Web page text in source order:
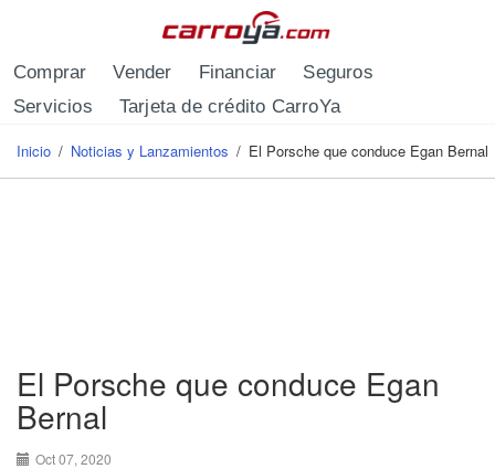
Comprar Vender Financiar
Seguros
Servicios
Tarjeta de crédito CarroYa
Se encuentra usted aquí
Inicio / Noticias y Lanzamientos / El Porsche que conduce Egan Bernal
El Porsche que conduce Egan
Bernal
Oct 07, 2020